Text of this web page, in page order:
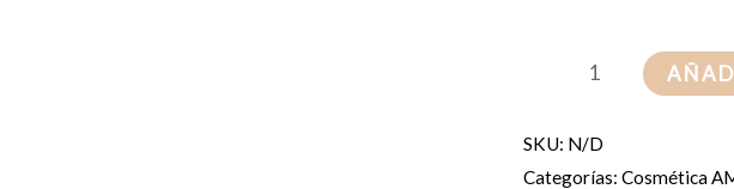
cantidad
SKU: N/D
Categorías: Cosmética